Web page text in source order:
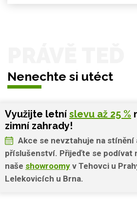
Nenechte si utéct
Využijte letní slevu až 25 %
zimní zahrady!
Akce se nevztahuje na stínění
příslušenství. Přijeďte se podívat
naše showroomy v Tehovci u
Lelekovicích u Brna.